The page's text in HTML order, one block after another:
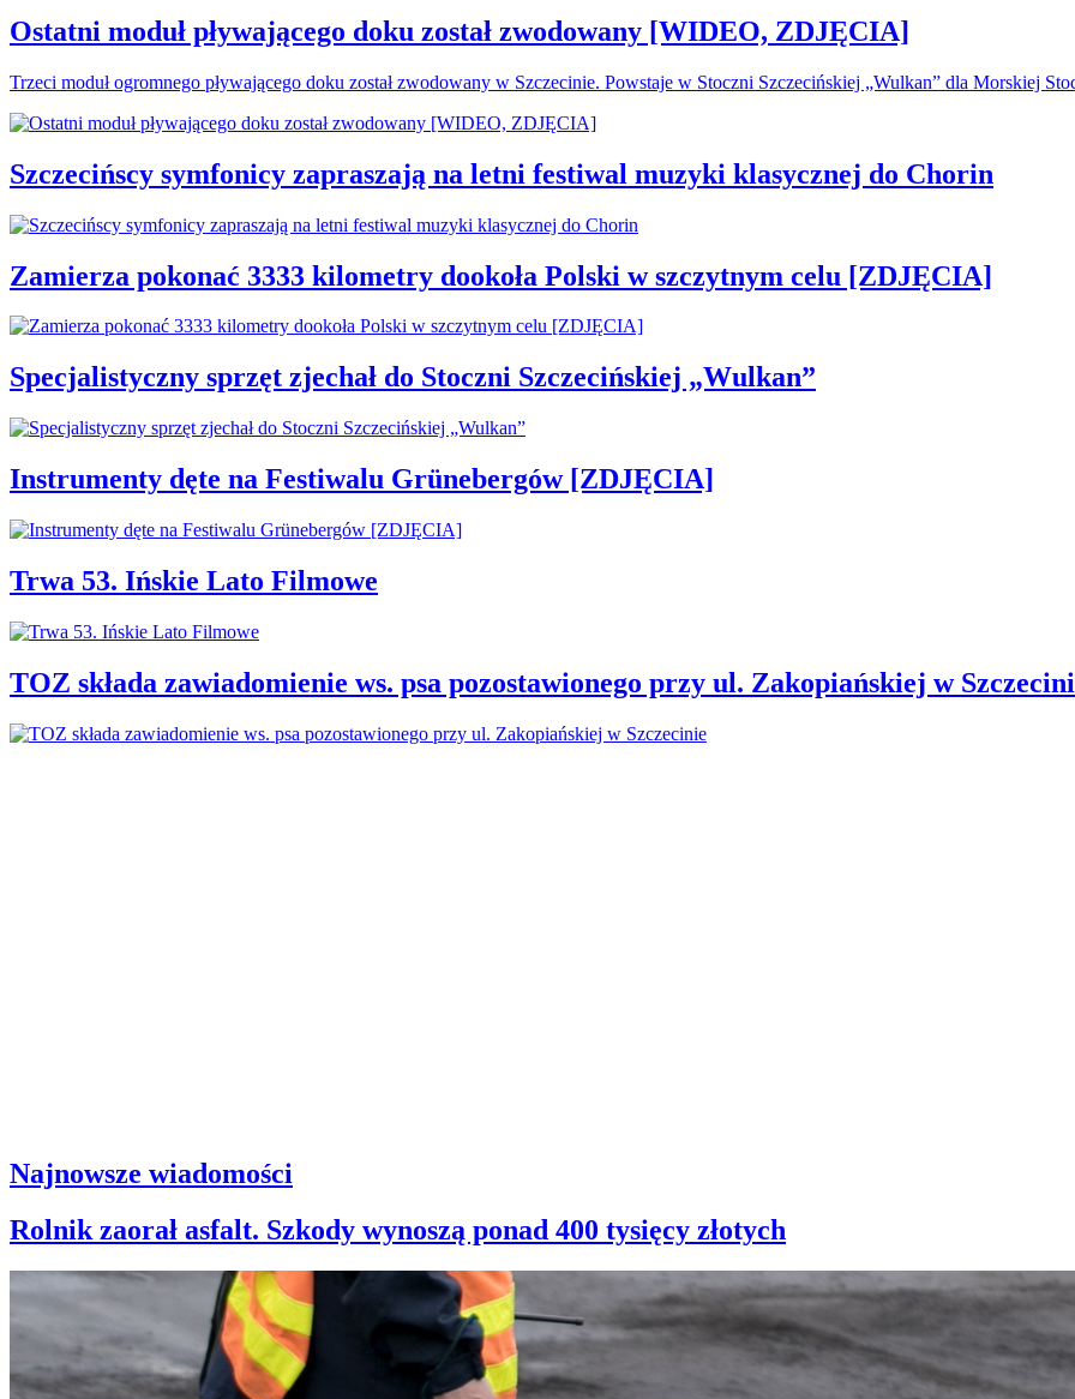
Ostatni moduł pływającego doku został zwodowany [WIDEO, ZDJĘCIA]
Trzeci moduł ogromnego pływającego doku został zwodowany w Szczecinie. Powstaje w Stoczni Szczecińskiej „Wulkan” dla Morskiej
Szczecińscy symfonicy zapraszają na letni festiwal muzyki klasycznej do Chorin
Zamierza pokonać 3333 kilometry dookoła Polski w szczytnym celu [ZDJĘCIA]
Specjalistyczny sprzęt zjechał do Stoczni Szczecińskiej „Wulkan”
Instrumenty dęte na Festiwalu Grünebergów [ZDJĘCIA]
Trwa 53. Ińskie Lato Filmowe
TOZ składa zawiadomienie ws. psa pozostawionego przy ul. Zakopiańskiej w
Najnowsze wiadomości
Rolnik zaorał asfalt. Szkody wynoszą ponad 400 tysięcy złotych